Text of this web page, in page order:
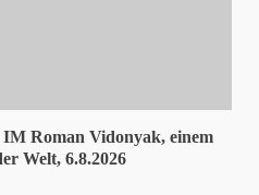
Roman Vidonyak, einem
Welt, 6.8.2026